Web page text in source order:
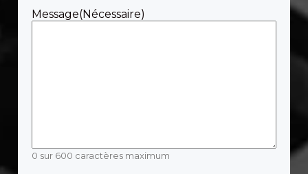
Message(Nécessaire)
0 sur 600 caractères maximum